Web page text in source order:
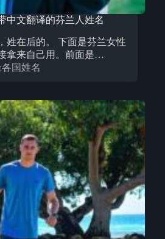
中文翻译的芬兰人姓名
姓在后的。 下面是芬兰女性
拿来自己用。前面是…
国姓名